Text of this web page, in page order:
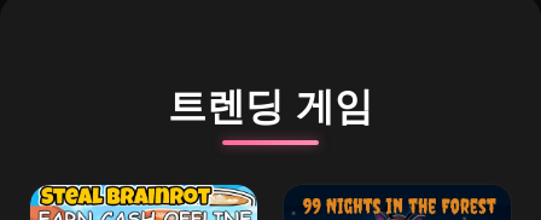
트렌딩 게임